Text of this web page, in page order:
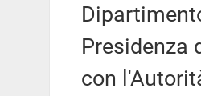
Presidenza
con